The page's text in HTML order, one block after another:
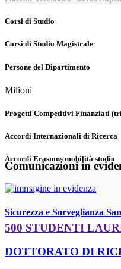
Corsi di Studio
Corsi di Studio Magistrale
Persone del Dipartimento
Milioni
Progetti Competitivi Finanziati
Accordi Internazionali di Ricerca
Accordi Erasmus mobilità studio
Comunicazioni in
Sicurezza e Sorveglianza
500 STUDENTI
DOTTORATO DI